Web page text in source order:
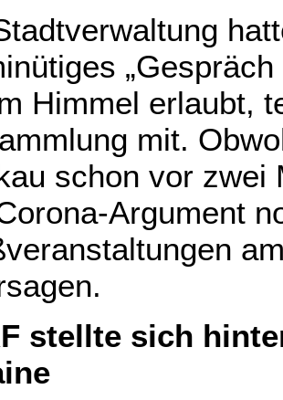
Himmel erlaubt,
mit.
schon vor zwei
Argument
stellte sich